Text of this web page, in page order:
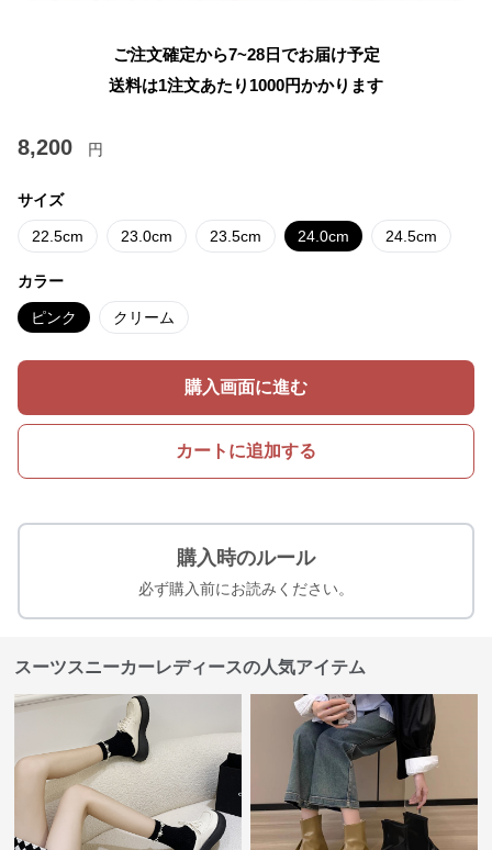
ご注文確定から7~28日でお届け予定
送料は1注文あたり 1000円かかります
8,200 円
サイズ
22.5cm 23.0cm 23.5cm 24.0cm 24.5cm
カラー
ピンク クリーム
購入画面に進む
カートに追加する
購入時のルール
必ず購入前にお読みください。
スーツスニーカーレディースの人気アイテム